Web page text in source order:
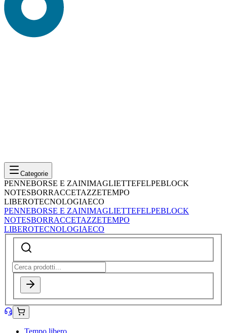
Categorie
PENNEBORSE E ZAINIMAGLIETTEFELPEBLOCK
NOTESBORRACCETAZZETEMPO
LIBEROTECNOLOGIAECO
PENNEBORSE E ZAINIMAGLIETTEFELPEBLOCK
NOTESBORRACCETAZZETEMPO
LIBEROTECNOLOGIAECO
Tempo libero